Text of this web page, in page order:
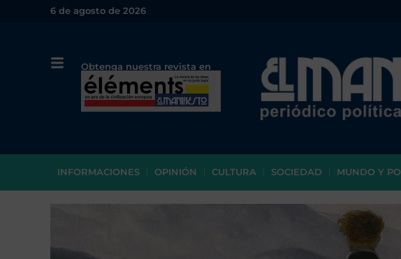
6 de agosto de 2026
Obtenga nuestra revista en
papel o en PDF
INFORMACIONES OPINIÓN CULTURA SOCIEDAD MUNDO Y